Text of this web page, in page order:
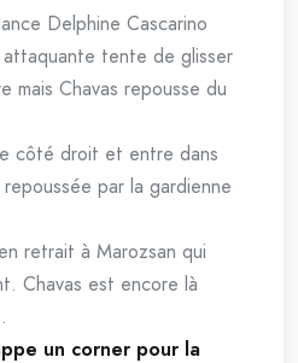
Delphine Cascarino
tente de glisser
mais Chavas repousse du
côté droit et entre dans
par la gardienne
retrait à Marozsan qui
Chavas est encore là
un corner pour la